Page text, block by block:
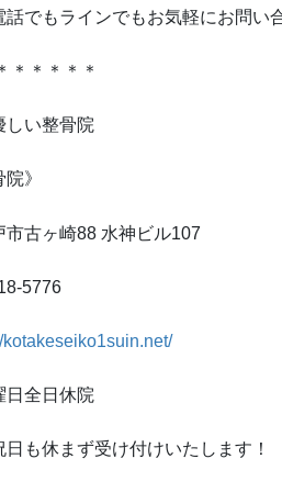
話でもラインでもお気軽にお問い
＊＊＊＊＊
しい整骨院
》
市古ヶ崎88 水神ビル107
5776
kotakeseiko1suin.net/
日全日休院
日も休まず受け付けいたします！